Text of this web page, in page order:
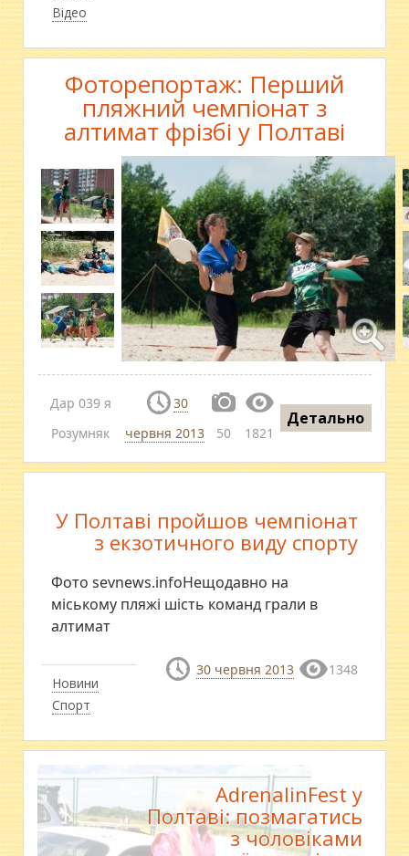
Відео
Фоторепортаж: Перший
пляжний чемпіонат з
алтимат фрізбі у Полтаві
Дар 039 я
Розумняк
30
червня 2013
50 1821
Детально
Новини
Спорт
У Полтаві пройшов чемпіонат
з екзотичного виду спорту
Фото sevnews.infoНещодавно на
міському пляжі шість команд грали в
алтимат
30 червня 2013 1348
AdrenalinFest у
Полтаві: позмагатись
з чоловіками